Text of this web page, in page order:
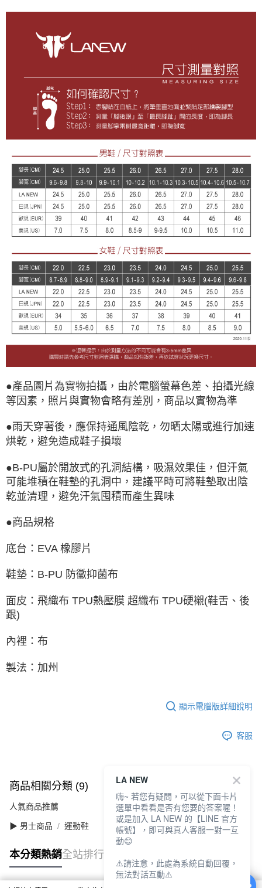
●產品圖片為實物拍攝，由於電腦螢幕色差、拍攝光線
等因素，照片與實物會略有差別，商品以實物為準
●雨天穿著後，應保持通風陰乾，勿晒太陽或進行加速
烘乾，避免造成鞋子損壞
●B-PU屬於開放式的孔洞結構，吸濕效果佳，但汗氣
可能堆積在鞋墊的孔洞中，建議平時可將鞋墊取出陰
乾並清理，避免汗氣囤積而產生異味
●商品規格
底台：EVA 橡膠片
鞋墊：B-PU 防黴抑菌布
面皮：飛織布 TPU熱壓膜 超纖布 TPU硬襯(鞋舌、後
跟)
內裡：布
製法：加州
顯示電腦版詳細說明
客服
商品相關分類 (9) 查看全部
人氣商品推薦
▶ 男士商品 運動鞋
本分類熱銷全站排行
LA NEW
嗨~ 若您有疑問，可以從下面卡片
選單中看看是否有您要的答案喔！
或是加入 LA NEW 的【LINE 官方
帳號】，即可與真人客服一對一互
動😊
⚠️請注意，此處為系統自動回覆，
無法對話互動⚠️